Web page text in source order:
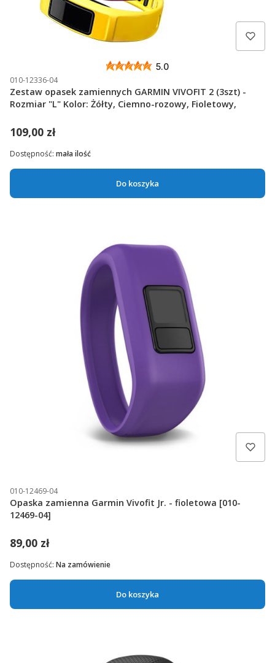
5.0
010-12336-04
Zestaw opasek zamiennych GARMIN VIVOFIT 2 (3szt) -
Rozmiar "L" Kolor: Żółty, Ciemno-rozowy, Fioletowy,
109,00 zł
Do koszyka
Dostępność: mała ilość
010-12469-04
Opaska zamienna Garmin Vivofit Jr. - fioletowa [010-
12469-04]
89,00 zł
Do koszyka
Dostępność: Na zamówienie